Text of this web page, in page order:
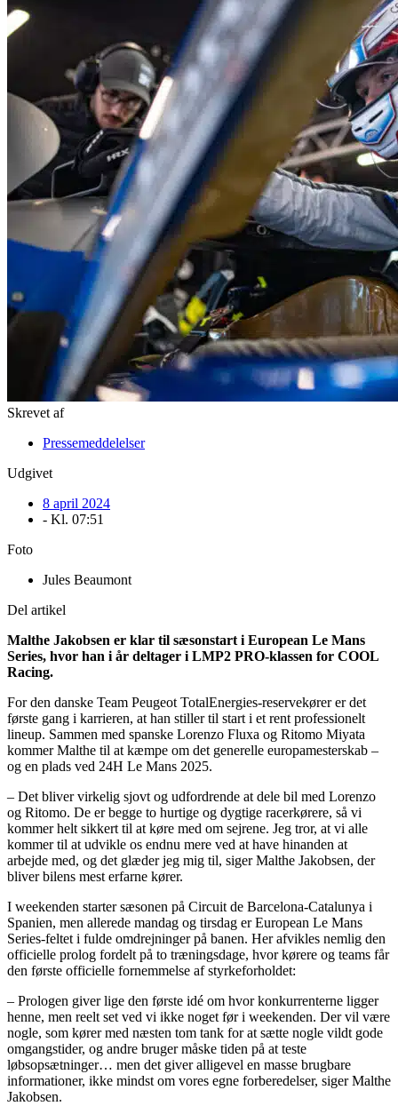
Skrevet af
Pressemeddelelser
Udgivet
8 april 2024
- Kl. 07:51
Foto
Jules Beaumont
Del artikel
Malthe Jakobsen er klar til sæsonstart i European Le Mans
Series, hvor han i år deltager i LMP2 PRO-klassen for COOL
Racing.
For den danske Team Peugeot TotalEnergies-reservekører er det
første gang i karrieren, at han stiller til start i et rent professionelt
lineup. Sammen med spanske Lorenzo Fluxa og Ritomo Miyata
kommer Malthe til at kæmpe om det generelle europamesterskab –
og en plads ved 24H Le Mans 2025.
– Det bliver virkelig sjovt og udfordrende at dele bil med Lorenzo
og Ritomo. De er begge to hurtige og dygtige racerkørere, så vi
kommer helt sikkert til at køre med om sejrene. Jeg tror, at vi alle
kommer til at udvikle os endnu mere ved at have hinanden at
arbejde med, og det glæder jeg mig til, siger Malthe Jakobsen, der
bliver bilens mest erfarne kører.
I weekenden starter sæsonen på Circuit de Barcelona-Catalunya i
Spanien, men allerede mandag og tirsdag er European Le Mans
Series-feltet i fulde omdrejninger på banen. Her afvikles nemlig den
officielle prolog fordelt på to træningsdage, hvor kørere og teams får
den første officielle fornemmelse af styrkeforholdet:
– Prologen giver lige den første idé om hvor konkurrenterne ligger
henne, men reelt set ved vi ikke noget før i weekenden. Der vil være
nogle, som kører med næsten tom tank for at sætte nogle vildt gode
omgangstider, og andre bruger måske tiden på at teste
løbsopsætninger… men det giver alligevel en masse brugbare
informationer, ikke mindst om vores egne forberedelser, siger Malthe
Jakobsen.